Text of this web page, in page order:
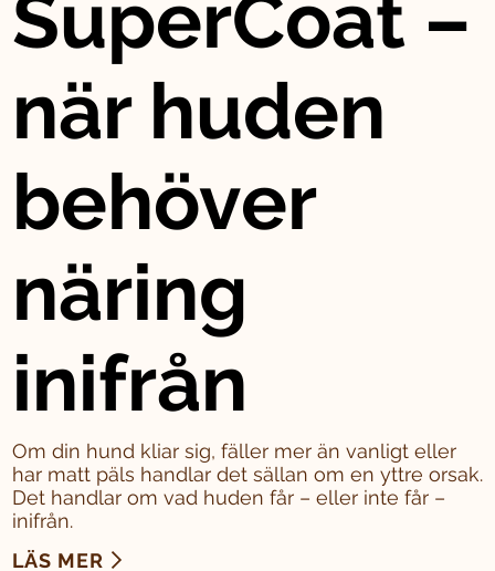
SuperCoat –
när huden
behöver
näring
inifrån
Om din hund kliar sig, fäller mer än vanligt eller
har matt päls handlar det sällan om en yttre orsak.
Det handlar om vad huden får – eller inte får –
inifrån.
LÄS MER